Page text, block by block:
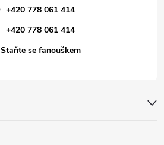
+420 778 061 414
+420 778 061 414
Staňte se fanouškem